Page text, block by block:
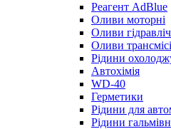
Реагент AdBlue
Оливи моторні
Оливи
Оливи
Рідини
Автохімія
WD-40
Герметики
Рідини для
Рідини